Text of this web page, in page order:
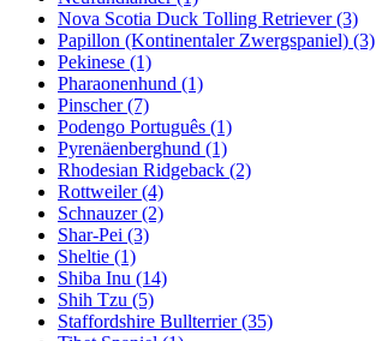
Nova Scotia Duck Tolling Retriever(3)
Papillon (Kontinentaler Zwergspaniel) (3)
Pekinese (1)
Pharaonenhund (1)
Pinscher(7)
Podengo Português (1)
Pyrenäenberghund (1)
Rhodesian Ridgeback (2)
Rottweiler(4)
Schnauzer(2)
Shar-Pei (3)
Sheltie (1)
Shiba Inu (14)
Shih Tzu (5)
Staffordshire Bullterrier(35)